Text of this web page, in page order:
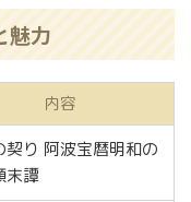
魅力
内容
契り 阿波宝暦明和の
譚